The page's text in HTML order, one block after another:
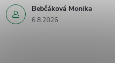
Bebčáková Monika
6.8.2026